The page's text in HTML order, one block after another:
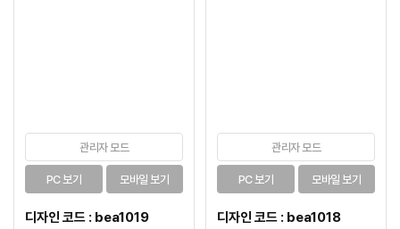
관리자 모드
PC 보기 모바일 보기
디자인 코드 : bea1019
관리자 모드
PC 보기 모바일 보기
디자인 코드 : bea1018